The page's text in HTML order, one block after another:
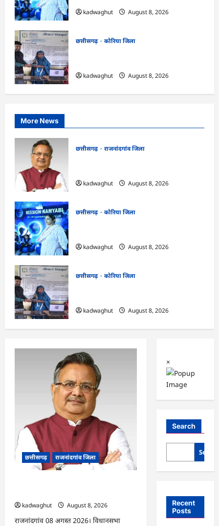
kadwaghut
August 8, 2026
छत्तीसगढ़
कोरिया जिला
kadwaghut
August 8, 2026
More News
छत्तीसगढ़
राजनांदगांव जिला
kadwaghut
August 8, 2026
छत्तीसगढ़
कोरिया जिला
kadwaghut
August 8, 2026
छत्तीसगढ़
कोरिया जिला
kadwaghut
August 8, 2026
छत्तीसगढ़ राजनांदगांव जिला
kadwaghut
August 8, 2026
राजनांदगांव 08 अगस्त 2026। विधानसभा
×
Search
Recent
Posts